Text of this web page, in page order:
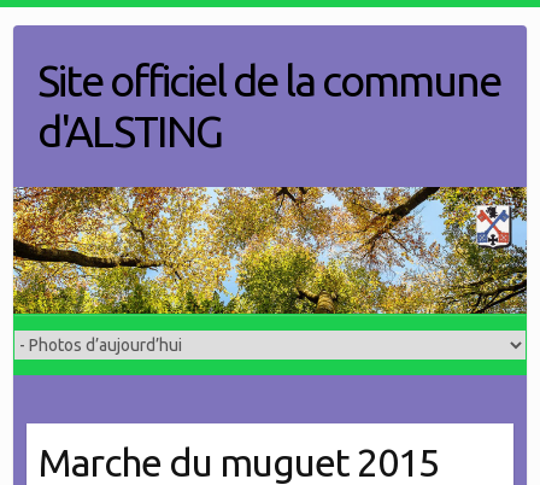
contentSite officiel de la commune
d'ALSTING
Marche du muguet 2015